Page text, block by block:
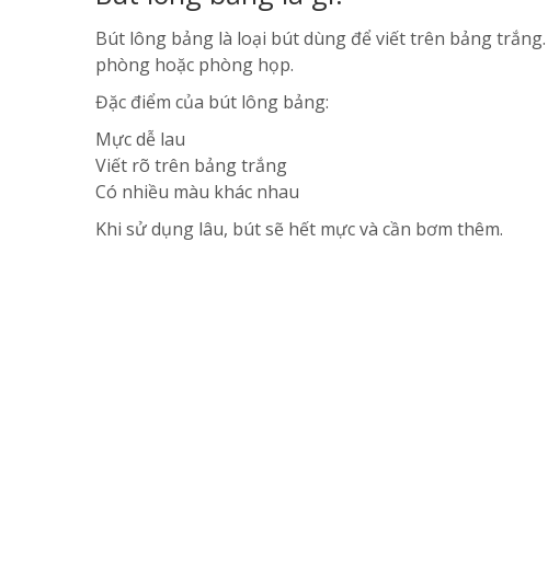
Bút lông bảng là loại bút dùng để viết trên bảng
phòng hoặc phòng họp.
Đặc điểm của bút lông bảng:
Mực dễ lau
Viết rõ trên bảng trắng
Có nhiều màu khác nhau
Khi sử dụng lâu, bút sẽ hết mực và cần bơm thêm.